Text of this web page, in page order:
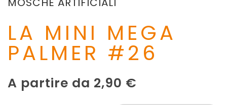
LA MINI MEGA
PALMER #26
A partire da 2,90 €